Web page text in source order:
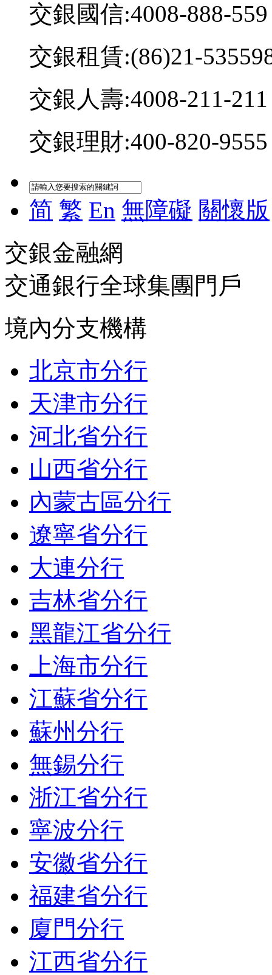
交銀國信:4008-888-559
交銀租賃:(86)21-
交銀人壽:4008-211-211
交銀理財:400-820-9555
简 繁 En 無障礙 關懷版
交銀金融網
交通銀行全球集團門戶
境內分支機構
北京市分行
天津市分行
河北省分行
山西省分行
內蒙古區分行
遼寧省分行
大連分行
吉林省分行
黑龍江省分行
上海市分行
江蘇省分行
蘇州分行
無錫分行
浙江省分行
寧波分行
安徽省分行
福建省分行
廈門分行
江西省分行